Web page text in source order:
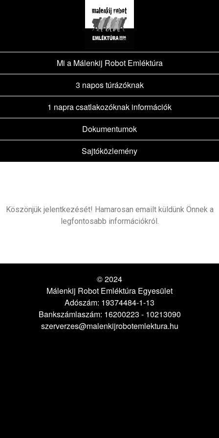
Mi a Málenkij Robot Emléktúra
3 napos túrázóknak
1 napra csatlakozóknak információk
Dokumentumok
Sajtóközlemény
Köszönjük jelentkezését! Hamarosan emailt küldünk Önnek a
legfontosabb információkról.
© 2024
Málenkij Robot Emléktúra Egyesület
Adószám: 19374484-1-13
Bankszámlaszám: 16200223 - 10213090
szerverzes@malenkijrobotemlektura.hu